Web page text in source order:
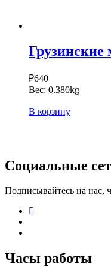
₽640
Вес: 0.380kg
В корзину
Социальные
Подписывайтесь на нас,
Часы работы